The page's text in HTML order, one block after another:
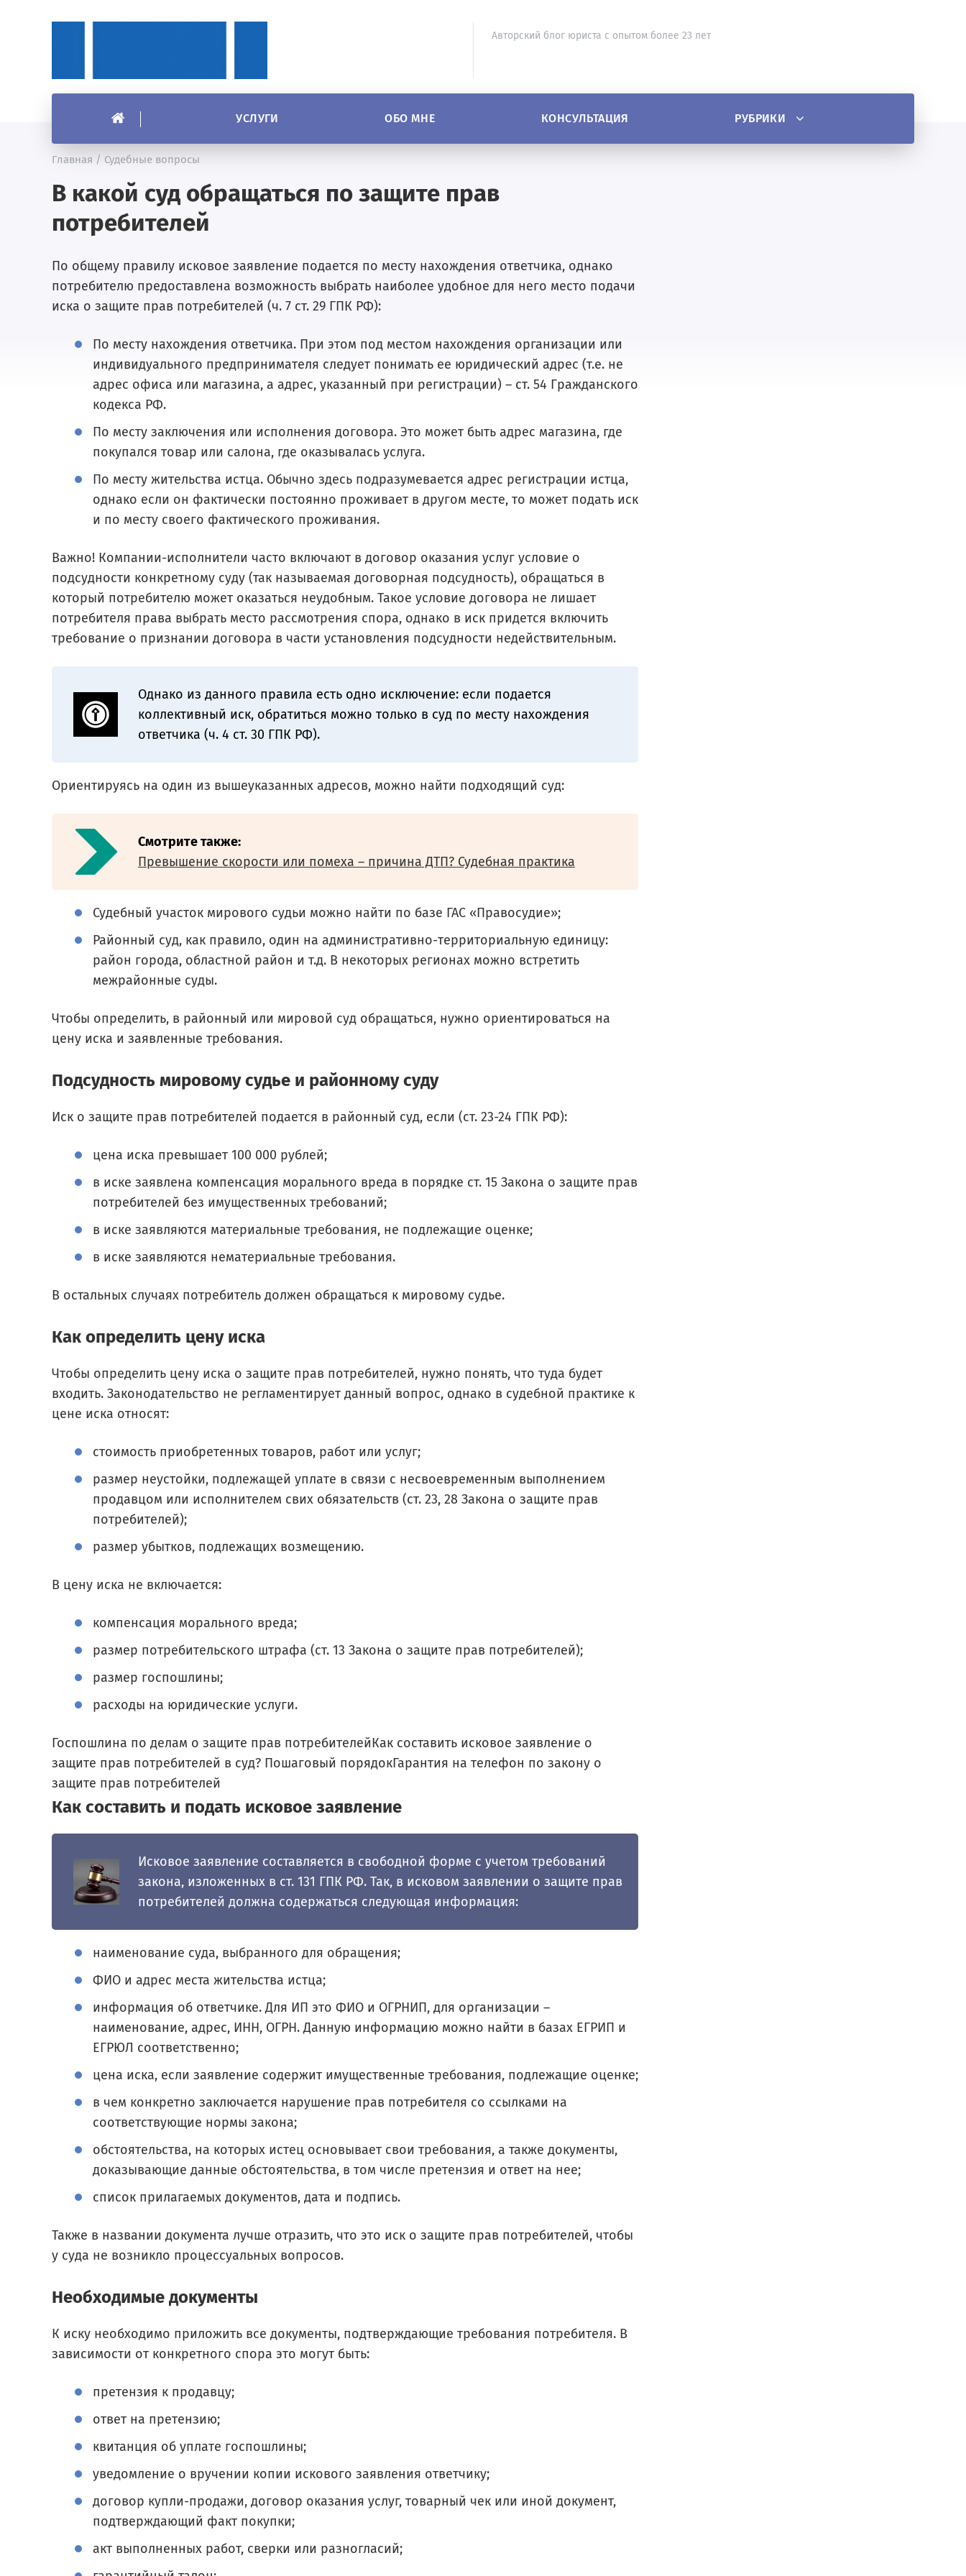
Авторский блог юриста с опытом более 23 лет
УСЛУГИ ОБО МНЕ КОНСУЛЬТАЦИЯ РУБРИКИ
Главная / Судебные вопросы
В какой суд обращаться по защите прав
потребителей
По общему правилу исковое заявление подается по месту нахождения ответчика, однако
потребителю предоставлена возможность выбрать наиболее удобное для него место подачи
иска о защите прав потребителей (ч. 7 ст. 29 ГПК РФ):
По месту нахождения ответчика. При этом под местом нахождения организации или
индивидуального предпринимателя следует понимать ее юридический адрес (т.е. не
адрес офиса или магазина, а адрес, указанный при регистрации) – ст. 54 Гражданского
кодекса РФ.
По месту заключения или исполнения договора. Это может быть адрес магазина, где
покупался товар или салона, где оказывалась услуга.
По месту жительства истца. Обычно здесь подразумевается адрес регистрации истца,
однако если он фактически постоянно проживает в другом месте, то может подать иск
и по месту своего фактического проживания.
Важно! Компании-исполнители часто включают в договор оказания услуг условие о
подсудности конкретному суду (так называемая договорная подсудность), обращаться в
который потребителю может оказаться неудобным. Такое условие договора не лишает
потребителя права выбрать место рассмотрения спора, однако в иск придется включить
требование о признании договора в части установления подсудности недействительным.
Однако из данного правила есть одно исключение: если подается
коллективный иск, обратиться можно только в суд по месту нахождения
ответчика (ч. 4 ст. 30 ГПК РФ).
Ориентируясь на один из вышеуказанных адресов, можно найти подходящий суд:
Смотрите также:
Превышение скорости или помеха – причина ДТП? Судебная практика
Судебный участок мирового судьи можно найти по базе ГАС «Правосудие»;
Районный суд, как правило, один на административно-территориальную единицу:
район города, областной район и т.д. В некоторых регионах можно встретить
межрайонные суды.
Чтобы определить, в районный или мировой суд обращаться, нужно ориентироваться на
цену иска и заявленные требования.
Подсудность мировому судье и районному суду
Иск о защите прав потребителей подается в районный суд, если (ст. 23-24 ГПК РФ):
цена иска превышает 100 000 рублей;
в иске заявлена компенсация морального вреда в порядке ст. 15 Закона о защите прав
потребителей без имущественных требований;
в иске заявляются материальные требования, не подлежащие оценке;
в иске заявляются нематериальные требования.
В остальных случаях потребитель должен обращаться к мировому судье.
Как определить цену иска
Чтобы определить цену иска о защите прав потребителей, нужно понять, что туда будет
входить. Законодательство не регламентирует данный вопрос, однако в судебной практике к
цене иска относят:
стоимость приобретенных товаров, работ или услуг;
размер неустойки, подлежащей уплате в связи с несвоевременным выполнением
продавцом или исполнителем свих обязательств (ст. 23, 28 Закона о защите прав
потребителей);
размер убытков, подлежащих возмещению.
В цену иска не включается:
компенсация морального вреда;
размер потребительского штрафа (ст. 13 Закона о защите прав потребителей);
размер госпошлины;
расходы на юридические услуги.
Госпошлина по делам о защите прав потребителейКак составить исковое заявление о
защите прав потребителей в суд? Пошаговый порядокГарантия на телефон по закону о
защите прав потребителей
Как составить и подать исковое заявление
Исковое заявление составляется в свободной форме с учетом требований
закона, изложенных в ст. 131 ГПК РФ. Так, в исковом заявлении о защите прав
потребителей должна содержаться следующая информация:
наименование суда, выбранного для обращения;
ФИО и адрес места жительства истца;
информация об ответчике. Для ИП это ФИО и ОГРНИП, для организации –
наименование, адрес, ИНН, ОГРН. Данную информацию можно найти в базах ЕГРИП и
ЕГРЮЛ соответственно;
цена иска, если заявление содержит имущественные требования, подлежащие оценке;
в чем конкретно заключается нарушение прав потребителя со ссылками на
соответствующие нормы закона;
обстоятельства, на которых истец основывает свои требования, а также документы,
доказывающие данные обстоятельства, в том числе претензия и ответ на нее;
список прилагаемых документов, дата и подпись.
Также в названии документа лучше отразить, что это иск о защите прав потребителей, чтобы
у суда не возникло процессуальных вопросов.
Необходимые документы
К иску необходимо приложить все документы, подтверждающие требования потребителя. В
зависимости от конкретного спора это могут быть:
претензия к продавцу;
ответ на претензию;
квитанция об уплате госпошлины;
уведомление о вручении копии искового заявления ответчику;
договор купли-продажи, договор оказания услуг, товарный чек или иной документ,
подтверждающий факт покупки;
акт выполненных работ, сверки или разногласий;